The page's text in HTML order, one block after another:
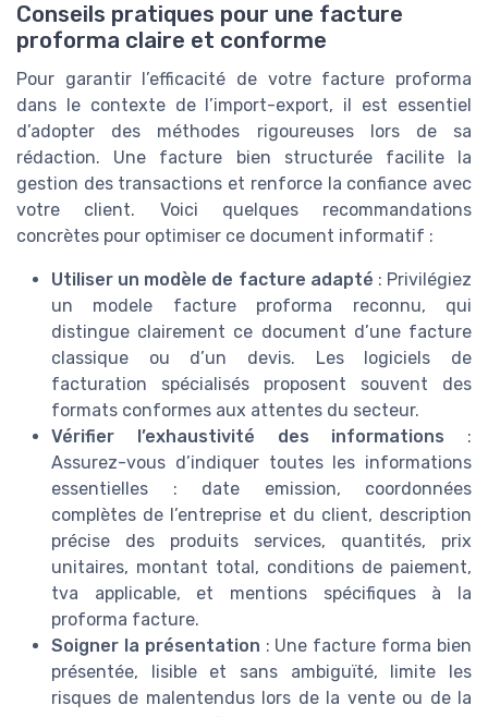
Conseils pratiques pour une facture
proforma claire et conforme
Pour garantir l’efficacité de votre facture proforma
dans le contexte de l’import-export, il est essentiel
d’adopter des méthodes rigoureuses lors de sa
rédaction. Une facture bien structurée facilite la
gestion des transactions et renforce la confiance avec
votre client. Voici quelques recommandations
concrètes pour optimiser ce document informatif :
Utiliser un modèle de facture adapté : Privilégiez
un modele facture proforma reconnu, qui
distingue clairement ce document d’une facture
classique ou d’un devis. Les logiciels de
facturation spécialisés proposent souvent des
formats conformes aux attentes du secteur.
Vérifier l’exhaustivité des informations :
Assurez-vous d’indiquer toutes les informations
essentielles : date emission, coordonnées
complètes de l’entreprise et du client, description
précise des produits services, quantités, prix
unitaires, montant total, conditions de paiement,
tva applicable, et mentions spécifiques à la
proforma facture.
Soigner la présentation : Une facture forma bien
présentée, lisible et sans ambiguïté, limite les
risques de malentendus lors de la vente ou de la